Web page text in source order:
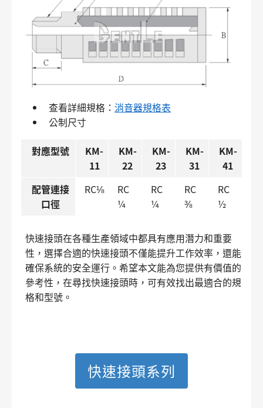
查看詳細規格： 消音器規格表
公制尺寸
對應型號
KM-
11
KM-
22
KM-
23
KM-
31
KM-
41
配管連接
口徑
RC⅛
RC
¼
RC
¼
RC
⅜
RC
½
快速接頭在各種生產領域中都具有應用潛力和重要
性，選擇合適的快速接頭不僅能提升工作效率，還能
確保系統的安全運行。希望本文能為您提供有價值的
參考性，在尋找快速接頭時，可有效找出最適合的規
格和型號。
快速接頭系列